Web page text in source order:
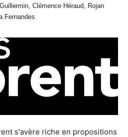
Clémence Héraud, Rojan
Fernandes.
s'avère riche en propositions